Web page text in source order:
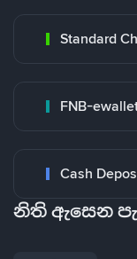
Standard
FNB-
Cash
නිති ඇසෙන